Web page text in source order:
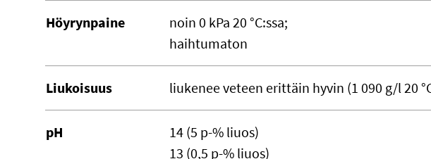
Höyrynpaine
noin 0 kPa 20 °C:ssa;
haihtumaton
Liukoisuus liukenee veteen erittäin hyvin (1 090 g/l 20
pH
14 (5 p-% liuos)
13 (0,5 p-% liuos)